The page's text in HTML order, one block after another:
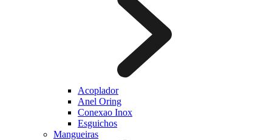
Acoplador
Anel Oring
Conexao Inox
Esguichos
Mangueiras